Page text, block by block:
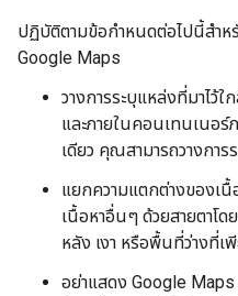
ปฏิบัติตามข้อกำหนดต่อไปนี้สำห
Google Maps
วางการระบุแหล่งที่มาไว้
และภายในคอนเทนเนอร์
เดียว คุณสามารถวางการ
แยกความแตกต่างของเ
เนื้อหาอื่นๆ ด้วยสายตา
หลัง เงา หรือพื้นที่ว่างที่เ
อย่าแสดง Google